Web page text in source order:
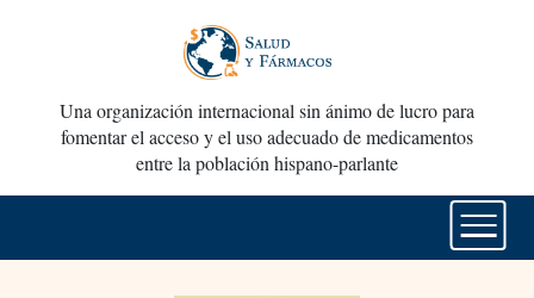
Una organización internacional sin ánimo de lucro para
fomentar el acceso y el uso adecuado de medicamentos
entre la población hispano-parlante